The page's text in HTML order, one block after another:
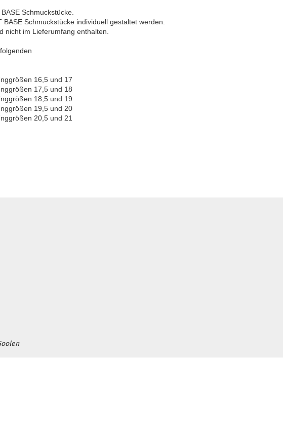
Schmuckstücke.
Schmuckstücke individuell gestaltet werden.
nicht im Lieferumfang enthalten.
16,5 und 17
17,5 und 18
18,5 und 19
19,5 und 20
20,5 und 21